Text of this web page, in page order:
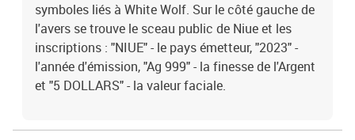
symboles liés à White Wolf. Sur le côté gauche de
l'avers se trouve le sceau public de Niue et les
inscriptions : "NIUE" - le pays émetteur, "2023" -
l'année d'émission, "Ag 999" - la finesse de l'Argent
et "5 DOLLARS" - la valeur faciale.